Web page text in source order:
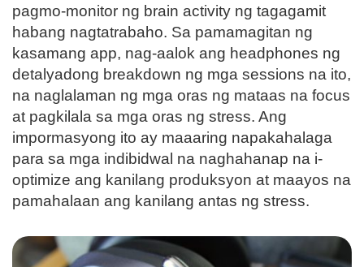
pagmo-monitor ng brain activity ng tagagamit
habang nagtatrabaho. Sa pamamagitan ng
kasamang app, nag-aalok ang headphones ng
detalyadong breakdown ng mga sessions na ito,
na naglalaman ng mga oras ng mataas na focus
at pagkilala sa mga oras ng stress. Ang
impormasyong ito ay maaaring napakahalaga
para sa mga indibidwal na naghahanap na i-
optimize ang kanilang produksyon at maayos na
pamahalaan ang kanilang antas ng stress.